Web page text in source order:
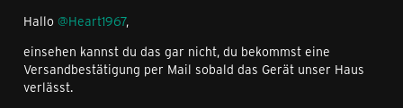
Hallo @Heart1967,
einsehen kannst du das gar nicht, du bekommst eine
Versandbestätigung per Mail sobald das Gerät unser Haus
verlässt.